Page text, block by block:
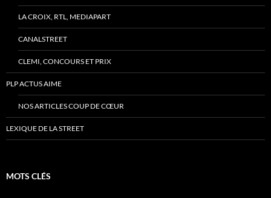
LA CROIX, RTL, MEDIAPART
CANALSTREET
CLEMI, CONCOURS ET PRIX
PLP ACTUS AIME
NOS ARTICLES COUP DE CŒUR
LEXIQUE DE LA STREET
MOTS CLÉS